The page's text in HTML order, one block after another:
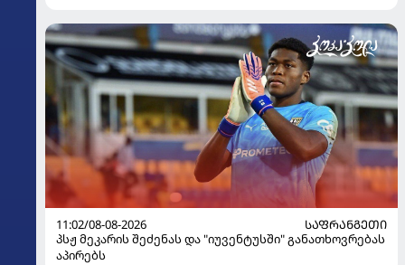
11:02/08-08-2026
ᲡᲐᲤᲠᲐᲜᲒᲔᲗᲘ
პსჟ მეკარის შეძენას და "იუვენტუსში" განათხოვრებას
აპირებს